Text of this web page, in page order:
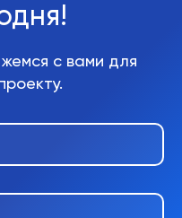
с вами для